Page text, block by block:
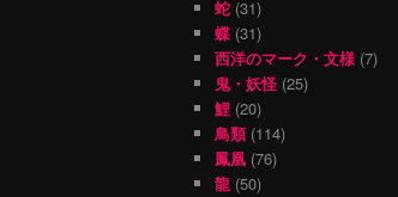
蛇 (31)
蝶 (31)
西洋のマーク・文様 (7)
鬼・妖怪 (25)
鯉 (20)
鳥類(114)
鳳凰 (76)
龍 (50)